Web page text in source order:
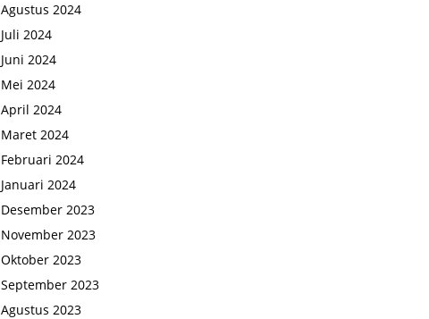
Agustus 2024
Juli 2024
Juni 2024
Mei 2024
April 2024
Maret 2024
Februari 2024
Januari 2024
Desember 2023
November 2023
Oktober 2023
September 2023
Agustus 2023